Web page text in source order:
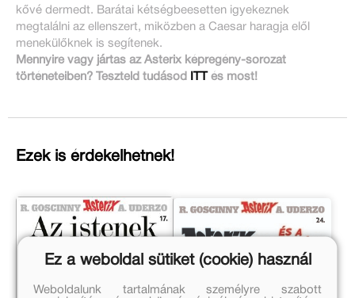
kővé dermedt. Barátai kétségbeesetten igyekeznek
megtalálni az ellenszert, miközben a Caesar haragja elől
menekülőknek is segítenek.
Mennyire vagy jártas az Asterix képregény-sorozat
történeteiben? Teszteld tudásod
ITTés most!
Ezek is érdekelhetnek!
Ez a weboldal sütiket (cookie) használ
Weboldalunk tartalmának személyre szabott